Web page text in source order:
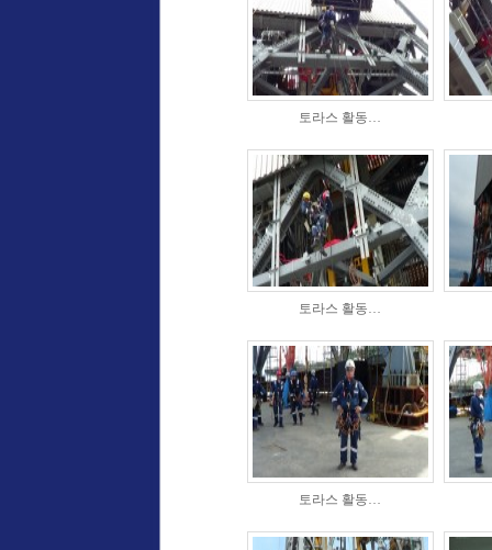
토라스 활동…
토라스 활동…
토라스 활동…